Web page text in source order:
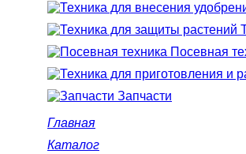
Посевная
Запчасти
Главная
Каталог